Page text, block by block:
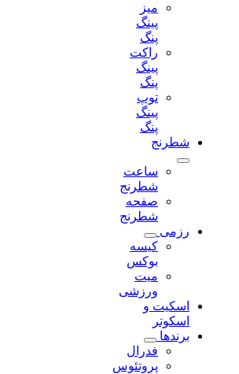
میز
راکت
توپ
شطرنج
ساعت
شطرنج
صفحه
شطرنج
رزمی
کیسه
بوکس
میت
ورزشی
اسکیت و
اسکوتر
برندها
فدرال
پروتئوس